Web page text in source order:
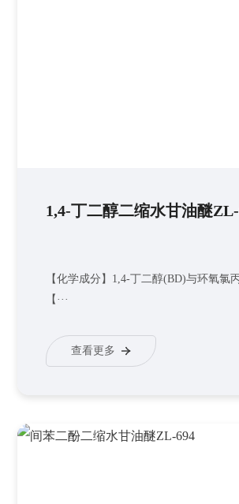
1,4-丁二醇二缩水甘油醚
【化学成分】1,4-丁二醇(BD)与环氧氯
【···
查看更多